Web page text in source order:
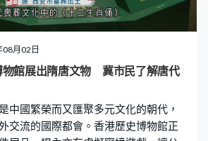
月02日
物館展出隋唐文物 冀市民了解唐代
中國繁榮而又匯聚多元文化的朝代，
交流的國際都會。香港歷史博物館正